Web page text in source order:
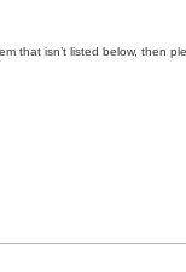
that isn’t listed below, then